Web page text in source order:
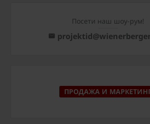
Посети наш шоу-рум!
ПРОДАЖА И